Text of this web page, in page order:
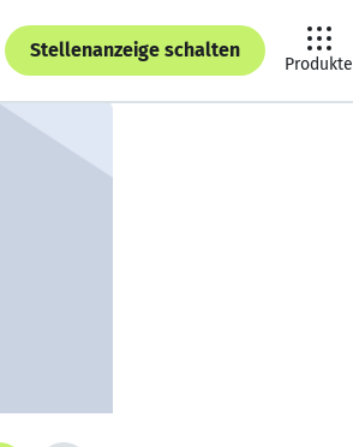
Stellenanzeige schalten
Produkte